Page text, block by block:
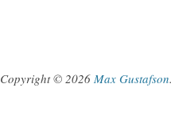
Copyright © 2026 Max Gustafson.